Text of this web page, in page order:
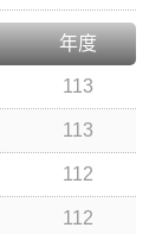
年度
113
113
112
112